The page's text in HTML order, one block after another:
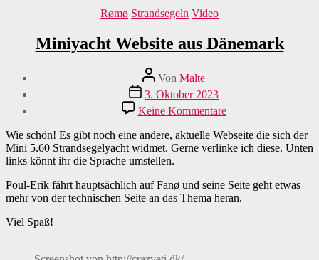
Kategorien
Rømø Strandsegeln Video
Miniyacht Website aus Dänemark
Beitragsautor
Von Malte
Veröffentlichungsdatum
3. Oktober 2023
Keine Kommentarezu
Miniyacht
Website
aus
Wie schön! Es gibt noch eine andere, aktuelle Webseite die sich der
Mini 5.60 Strandsegelyacht widmet. Gerne verlinke ich diese. Unten
links könnt ihr die Sprache umstellen.
Poul-Erik fährt hauptsächlich auf Fanø und seine Seite geht etwas
mehr von der technischen Seite an das Thema heran.
Viel Spaß!